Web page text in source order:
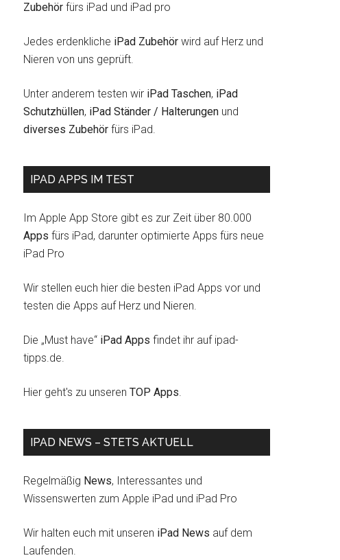
Zubehör fürs iPad und iPad pro
Jedes erdenkliche iPad Zubehör wird auf Herz und
Nieren von uns geprüft.
Unter anderem testen wir iPad Taschen, iPad
Schutzhüllen, iPad Ständer / Halterungen und
diverses Zubehör fürs iPad.
IPAD APPS IM TEST
Im Apple App Store gibt es zur Zeit über 80.000
Apps fürs iPad, darunter optimierte Apps fürs neue
iPad Pro
Wir stellen euch hier die besten iPad Apps vor und
testen die Apps auf Herz und Nieren.
Die „Must have“ iPad Apps findet ihr auf ipad-
tipps.de.
Hier geht's zu unseren TOP Apps.
IPAD NEWS – STETS AKTUELL
Regelmäßig News, Interessantes und
Wissenswerten zum Apple iPad und iPad Pro
Wir halten euch mit unseren iPad News auf dem
Laufenden.